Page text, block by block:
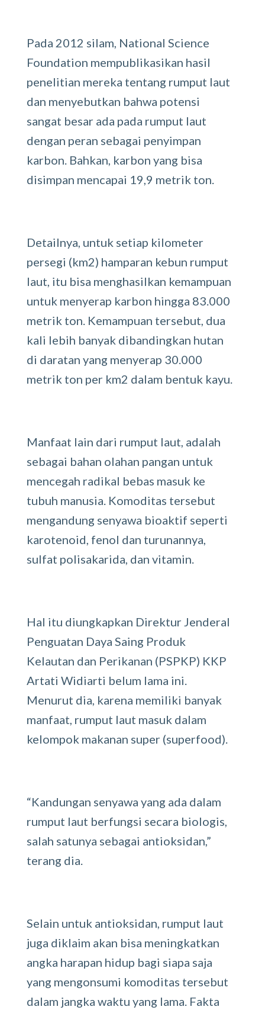
Pada 2012 silam, National Science
Foundation mempublikasikan hasil
penelitian mereka tentang rumput laut
dan menyebutkan bahwa potensi
sangat besar ada pada rumput laut
dengan peran sebagai penyimpan
karbon. Bahkan, karbon yang bisa
disimpan mencapai 19,9 metrik ton.
Detailnya, untuk setiap kilometer
persegi (km2) hamparan kebun rumput
laut, itu bisa menghasilkan kemampuan
untuk menyerap karbon hingga 83.000
metrik ton. Kemampuan tersebut, dua
kali lebih banyak dibandingkan hutan
di daratan yang menyerap 30.000
metrik ton per km2 dalam bentuk kayu.
Manfaat lain dari rumput laut, adalah
sebagai bahan olahan pangan untuk
mencegah radikal bebas masuk ke
tubuh manusia. Komoditas tersebut
mengandung senyawa bioaktif seperti
karotenoid, fenol dan turunannya,
sulfat polisakarida, dan vitamin.
Hal itu diungkapkan Direktur Jenderal
Penguatan Daya Saing Produk
Kelautan dan Perikanan (PSPKP) KKP
Artati Widiarti belum lama ini.
Menurut dia, karena memiliki banyak
manfaat, rumput laut masuk dalam
kelompok makanan super (superfood).
“Kandungan senyawa yang ada dalam
rumput laut berfungsi secara biologis,
salah satunya sebagai antioksidan,”
terang dia.
Selain untuk antioksidan, rumput laut
juga diklaim akan bisa meningkatkan
angka harapan hidup bagi siapa saja
yang mengonsumi komoditas tersebut
dalam jangka waktu yang lama. Fakta